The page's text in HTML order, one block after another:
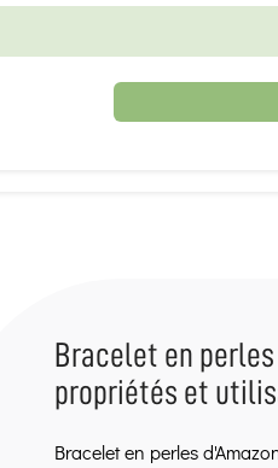
Bracelet en
propriétés et
Bracelet en perles